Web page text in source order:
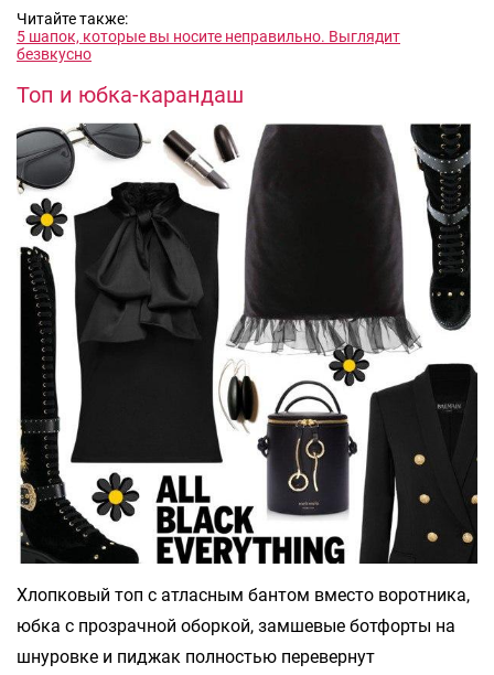
Читайте также:
5 шапок, которые вы носите неправильно. Выглядит
безвкусно
Топ и юбка-карандаш
Хлопковый топ с атласным бантом вместо воротника,
юбка с прозрачной оборкой, замшевые ботфорты на
шнуровке и пиджак полностью перевернут